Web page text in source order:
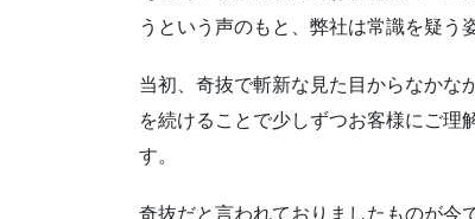
うという声のもと、弊社は常識を疑う
当初、奇抜で斬新な見た目からなかな
を続けることで少しずつお客様にご理
す。
奇抜だと言われておりましたものが今